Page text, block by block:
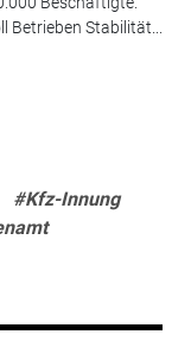
Stabilität...
#Kfz-Innung